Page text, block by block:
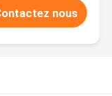
nous